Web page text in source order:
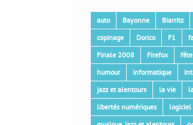
auto Bayonne Biarritz
copinage
Dorico F1
Finale 2008
Firefox fête
humour
informatique
jazz et alentours
la vie
libertés numériques
logiciel